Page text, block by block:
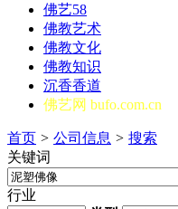
佛艺58
佛教艺术
佛教文化
佛教知识
沉香香道
佛艺网 bufo.com.cn
首页 > 公司信息 > 搜索
关键词
行业